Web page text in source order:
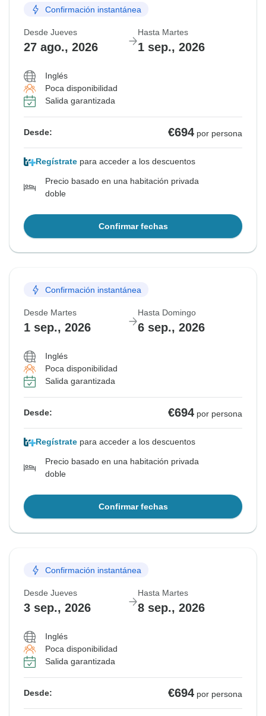
Confirmación instantánea
Desde Jueves
27 ago., 2026
Hasta Martes
1 sep., 2026
Inglés
Poca disponibilidad
Salida garantizada
Desde: €694 por persona
Regístrate para acceder a los descuentos
Precio basado en una habitación privada
doble
Confirmar fechas
Confirmación instantánea
Desde Martes
1 sep., 2026
Hasta Domingo
6 sep., 2026
Inglés
Poca disponibilidad
Salida garantizada
Desde: €694 por persona
Regístrate para acceder a los descuentos
Precio basado en una habitación privada
doble
Confirmar fechas
Confirmación instantánea
Desde Jueves
3 sep., 2026
Hasta Martes
8 sep., 2026
Inglés
Poca disponibilidad
Salida garantizada
Desde: €694 por persona